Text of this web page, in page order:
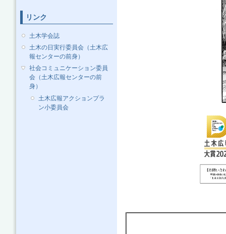
リンク
土木学会誌
土木の日実行委員会（土木広
報センターの前身）
社会コミュニケーション委員
会（土木広報センターの前
身）
土木広報アクションプラ
ン小委員会